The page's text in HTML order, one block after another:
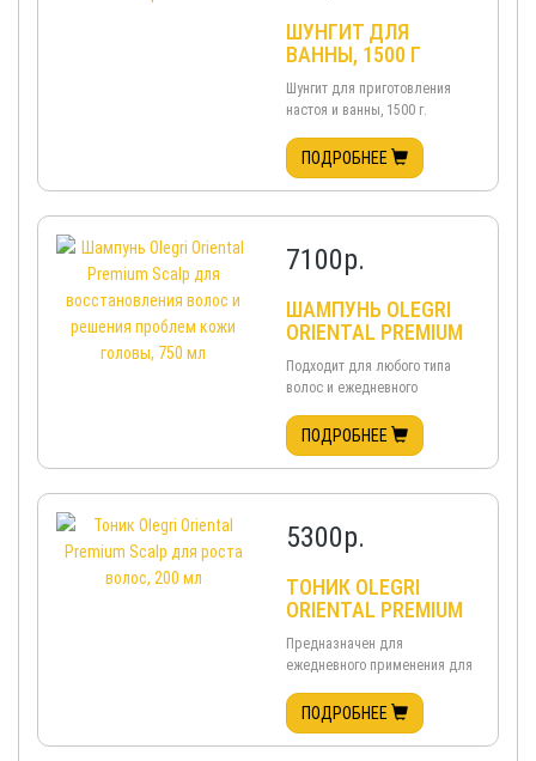
ШУНГИТ ДЛЯ
ВАННЫ, 1500 Г
Шунгит для приготовления
настоя и ванны, 1500 г.
для улучшения общего
самочувствия: снимают
утомляемость, повышают
работоспособность, заряжают
кровообращение ...
ПОДРОБНЕЕ
7100р.
ШАМПУНЬ OLEGRI
ORIENTAL PREMIUM
SCALP ДЛЯ
ВОССТАНОВЛЕНИЯ
ВОЛОС И РЕШЕНИЯ
ПРОБЛЕМ КОЖИ
ГОЛОВЫ, 750 МЛ
Подходит для любого типа
волос и ежедневного
ПОДРОБНЕЕ
5300р.
ТОНИК OLEGRI
ORIENTAL PREMIUM
SCALP ДЛЯ РОСТА
ВОЛОС, 200 МЛ
Предназначен для
ежедневного применения для
волос, а также для решения
проблем излишнего
выделения кожного сала.
ПОДРОБНЕЕ